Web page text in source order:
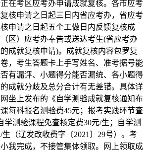
在考区应考办申请成就复核。各市应考
核申请之日起三日内省应考办，省应考
申请之日起五个工做日内反馈复核成
区）应考办奉告或送达考生(省应考办
成就复核申请)。成就复核内容包罗复
，考生答题卡上手写姓名、准考据号能
有漏评、小题得分能否漏统、各小题得
成就分歧及总分合计有无差错。具体详
坐上发布的《自学测验成就复核通知布
每科报名测验费45元；报考实践环节查
学测验课程免查核定费30元/生；自学测
（辽发改收费字〔2021〕29号）。考
我完成，不接管集体领取。网上领取成